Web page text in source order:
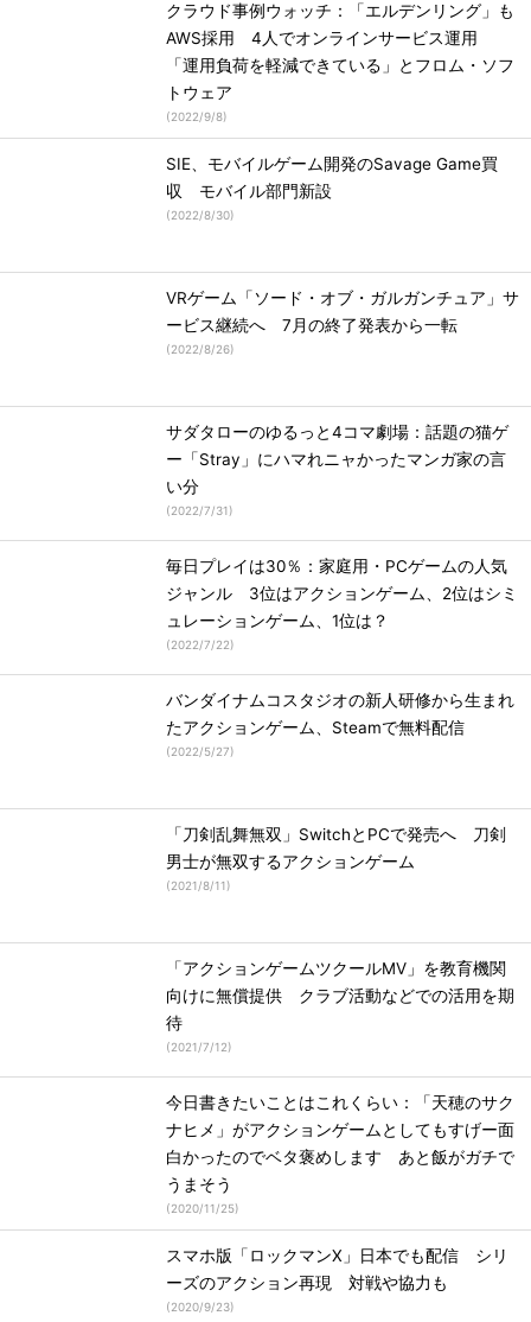
クラウド事例ウォッチ：「エルデンリング」も
AWS採用 4人でオンラインサービス運用
「運用負荷を軽減できている」とフロム・ソフ
トウェア
(2022/9/8)
SIE、モバイルゲーム開発のSavage Game買
収 モバイル部門新設
(2022/8/30)
VRゲーム「ソード・オブ・ガルガンチュア」サ
ービス継続へ 7月の終了発表から一転
(2022/8/26)
サダタローのゆるっと4コマ劇場：話題の猫ゲ
ー「Stray」にハマれニャかったマンガ家の言
い分
(2022/7/31)
毎日プレイは30％：家庭用・PCゲームの人気
ジャンル 3位はアクションゲーム、2位はシミ
ュレーションゲーム、1位は？
(2022/7/22)
バンダイナムコスタジオの新人研修から生まれ
たアクションゲーム、Steamで無料配信
(2022/5/27)
「刀剣乱舞無双」SwitchとPCで発売へ 刀剣
男士が無双するアクションゲーム
(2021/8/11)
「アクションゲームツクールMV」を教育機関
向けに無償提供 クラブ活動などでの活用を期
待
(2021/7/12)
今日書きたいことはこれくらい：「天穂のサク
ナヒメ」がアクションゲームとしてもすげー面
白かったのでベタ褒めします あと飯がガチで
うまそう
(2020/11/25)
スマホ版「ロックマンX」日本でも配信 シリ
ーズのアクション再現 対戦や協力も
(2020/9/23)